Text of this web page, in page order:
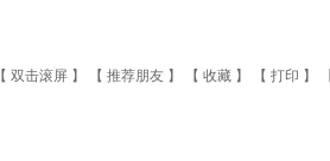
【 双击滚屏 】 【 推荐朋友 】 【 收藏 】 【 打印 】